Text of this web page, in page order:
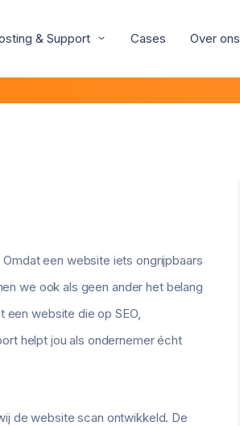
& Support Cases Over ons
een website iets ongrijpbaars
we ook als geen ander het belang
een website die op SEO,
helpt jou als ondernemer écht
de website scan ontwikkeld. De